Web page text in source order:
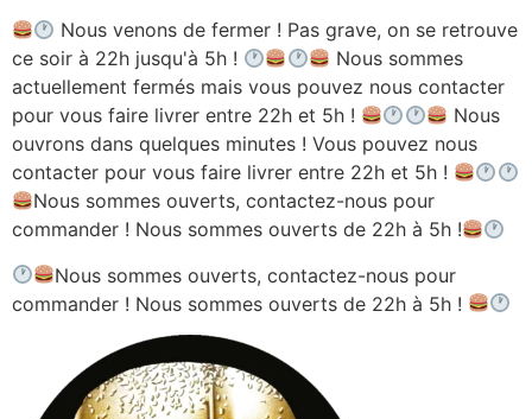
Nous venons de fermer ! Pas grave, on se retrouve
ce soir à 22h jusqu'à 5h !
Nous sommes
actuellement fermés mais vous pouvez nous contacter
pour vous faire livrer entre 22h et 5h !
Nous
ouvrons dans quelques minutes ! Vous pouvez nous
contacter pour vous faire livrer entre 22h et 5h !
Nous sommes ouverts, contactez-nous pour
commander ! Nous sommes ouverts de 22h à 5h !
Nous sommes ouverts, contactez-nous pour
commander ! Nous sommes ouverts de 22h à 5h !